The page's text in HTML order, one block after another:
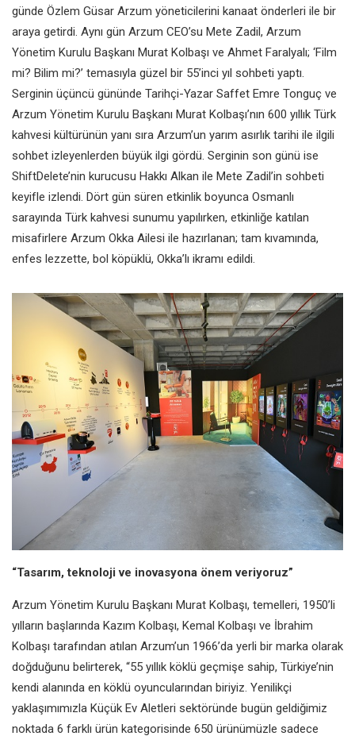
günde Özlem Güsar Arzum yöneticilerini kanaat önderleri ile bir
araya getirdi. Aynı gün Arzum CEO’su Mete Zadil, Arzum
Yönetim Kurulu Başkanı Murat Kolbaşı ve Ahmet Faralyalı; ‘Film
mi? Bilim mi?’ temasıyla güzel bir 55’inci yıl sohbeti yaptı.
Serginin üçüncü gününde Tarihçi-Yazar Saffet Emre Tonguç ve
Arzum Yönetim Kurulu Başkanı Murat Kolbaşı’nın 600 yıllık Türk
kahvesi kültürünün yanı sıra Arzum’un yarım asırlık tarihi ile ilgili
sohbet izleyenlerden büyük ilgi gördü. Serginin son günü ise
ShiftDelete’nin kurucusu Hakkı Alkan ile Mete Zadil’in sohbeti
keyifle izlendi. Dört gün süren etkinlik boyunca Osmanlı
sarayında Türk kahvesi sunumu yapılırken, etkinliğe katılan
misafirlere Arzum Okka Ailesi ile hazırlanan; tam kıvamında,
enfes lezzette, bol köpüklü, Okka’lı ikramı edildi.
“Tasarım, teknoloji ve inovasyona önem veriyoruz”
Arzum Yönetim Kurulu Başkanı Murat Kolbaşı, temelleri, 1950’li
yılların başlarında Kazım Kolbaşı, Kemal Kolbaşı ve İbrahim
Kolbaşı tarafından atılan Arzum’un 1966’da yerli bir marka olarak
doğduğunu belirterek, “55 yıllık köklü geçmişe sahip, Türkiye’nin
kendi alanında en köklü oyuncularından biriyiz. Yenilikçi
yaklaşımımızla Küçük Ev Aletleri sektöründe bugün geldiğimiz
noktada 6 farklı ürün kategorisinde 650 ürünümüzle sadece